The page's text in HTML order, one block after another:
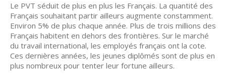
Le PVT séduit de plus en plus les Français. La quantité des
Français souhaitant partir ailleurs augmente constamment.
Environ 5% de plus chaque année. Plus de trois millions des
Français habitent en dehors des frontières. Sur le marché
du travail international, les employés français ont la cote.
Ces dernières années, les jeunes diplômés sont de plus en
plus nombreux pour tenter leur fortune ailleurs.